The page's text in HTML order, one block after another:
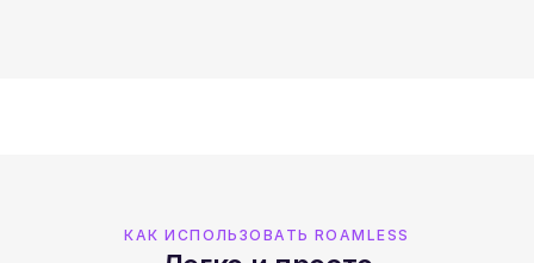
КАК ИСПОЛЬЗОВАТЬ ROAMLESS